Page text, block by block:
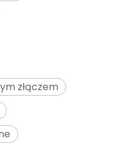
złączem